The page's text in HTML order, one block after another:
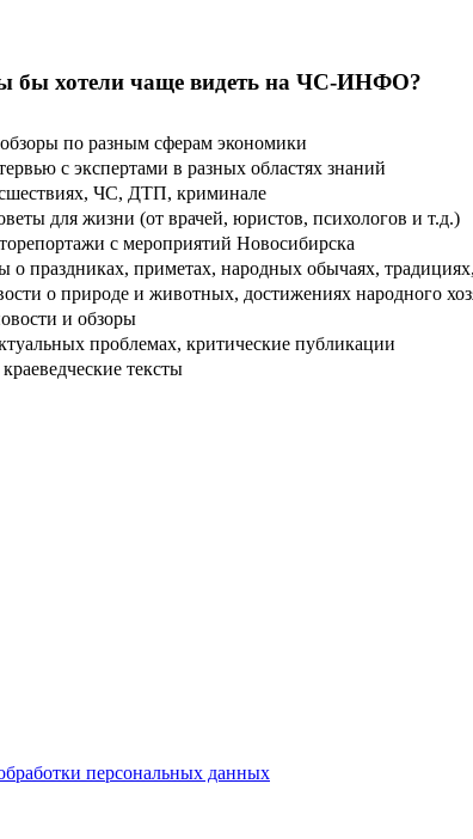
бы хотели чаще видеть на ЧС-ИНФО?
по разным сферам экономики
с экспертами в разных областях знаний
ЧС, ДТП, криминале
для жизни (от врачей, юристов, психологов и т.д.)
с мероприятий Новосибирска
о праздниках, приметах, народных обычаях,
о природе и животных, достижениях народного
и обзоры
проблемах, критические публикации
тексты
персональных данных